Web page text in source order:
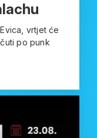
vrtjet će
po punk